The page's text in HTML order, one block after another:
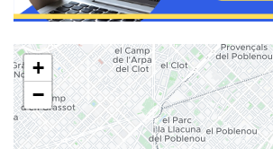
Ресторан à la carte
Бар
Кофейня на территории
Услуги ресепшн
+
−